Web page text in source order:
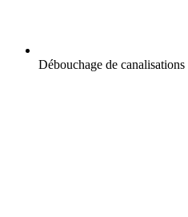
Débouchage de canalisations